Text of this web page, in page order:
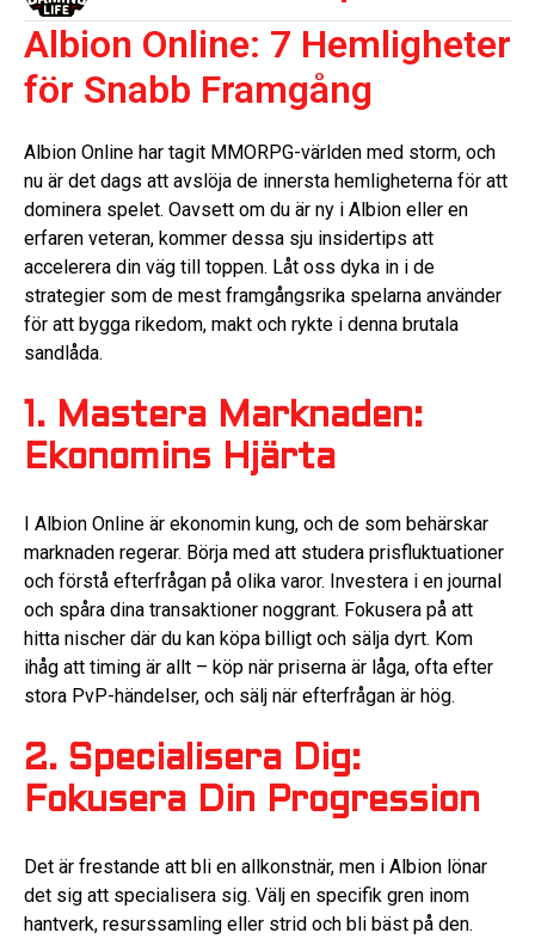
Albion Online: 7 Hemligheter
för Snabb Framgång
Albion Online har tagit MMORPG-världen med storm, och
nu är det dags att avslöja de innersta hemligheterna för att
dominera spelet. Oavsett om du är ny i Albion eller en
erfaren veteran, kommer dessa sju insidertips att
accelerera din väg till toppen. Låt oss dyka in i de
strategier som de mest framgångsrika spelarna använder
för att bygga rikedom, makt och rykte i denna brutala
sandlåda.
1. Mastera Marknaden:
Ekonomins Hjärta
I Albion Online är ekonomin kung, och de som behärskar
marknaden regerar. Börja med att studera prisfluktuationer
och förstå efterfrågan på olika varor. Investera i en journal
och spåra dina transaktioner noggrant. Fokusera på att
hitta nischer där du kan köpa billigt och sälja dyrt. Kom
ihåg att timing är allt – köp när priserna är låga, ofta efter
stora PvP-händelser, och sälj när efterfrågan är hög.
2. Specialisera Dig:
Fokusera Din Progression
Det är frestande att bli en allkonstnär, men i Albion lönar
det sig att specialisera sig. Välj en specifik gren inom
hantverk, resurssamling eller strid och bli bäst på den.